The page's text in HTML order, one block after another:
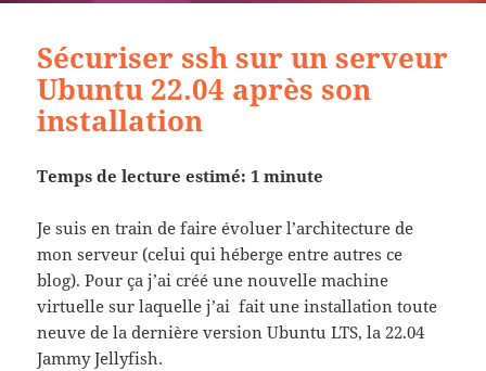
Sécuriser ssh sur un serveur
Ubuntu 22.04 après son
installation
Temps de lecture estimé: 1 minute
Je suis en train de faire évoluer l’architecture de
mon serveur (celui qui héberge entre autres ce
blog). Pour ça j’ai créé une nouvelle machine
virtuelle sur laquelle j’ai fait une installation toute
neuve de la dernière version Ubuntu LTS, la 22.04
Jammy Jellyfish.